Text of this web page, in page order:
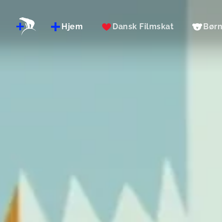
Hjem Dansk Filmskat Børn